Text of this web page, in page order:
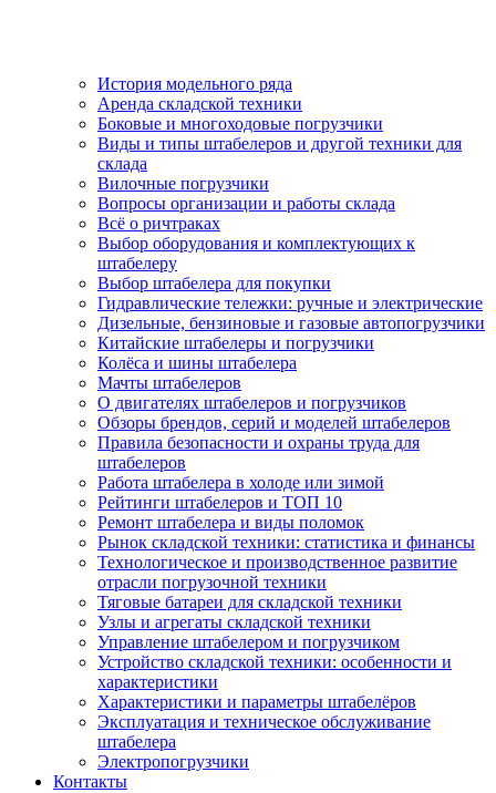
История модельного ряда
Аренда складской техники
Боковые и многоходовые погрузчики
Виды и типы штабелеров и другой техники для
склада
Вилочные погрузчики
Вопросы организации и работы склада
Всё о ричтраках
Выбор оборудования и комплектующих к
штабелеру
Выбор штабелера для покупки
Гидравлические тележки: ручные и электрические
Дизельные, бензиновые и газовые автопогрузчики
Китайские штабелеры и погрузчики
Колёса и шины штабелера
Мачты штабелеров
О двигателях штабелеров и погрузчиков
Обзоры брендов, серий и моделей штабелеров
Правила безопасности и охраны труда для
штабелеров
Работа штабелера в холоде или зимой
Рейтинги штабелеров и ТОП 10
Ремонт штабелера и виды поломок
Рынок складской техники: статистика и финансы
Технологическое и производственное развитие
отрасли погрузочной техники
Тяговые батареи для складской техники
Узлы и агрегаты складской техники
Управление штабелером и погрузчиком
Устройство складской техники: особенности и
характеристики
Характеристики и параметры штабелёров
Эксплуатация и техническое обслуживание
штабелера
Электропогрузчики
Контакты